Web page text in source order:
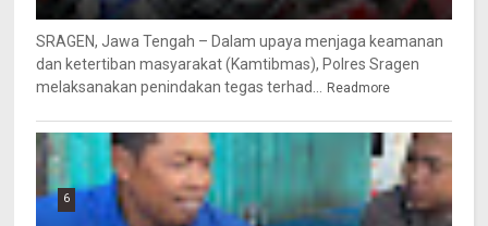
SRAGEN, Jawa Tengah – Dalam upaya menjaga keamanan
dan ketertiban masyarakat (Kamtibmas), Polres Sragen
melaksanakan penindakan tegas terhad...
Readmore
6